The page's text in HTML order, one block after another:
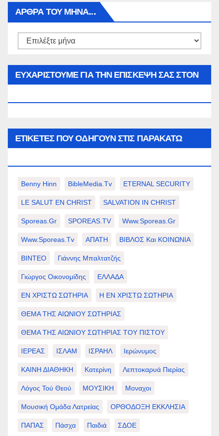
ΑΡΘΡΑ ΤΟΥ ΜΉΝΑ…
Αρθρα
ΕΥΧΑΡΙΣΤΟΥΜΕ ΓΙΑ ΤΗΝ ΕΠΙΣΚΕΨΗ ΣΑΣ ΣΤΟΝ
ΕΤΙΚΈΤΕΣ ΠΟΥ ΟΔΗΓΟΎΝ ΣΤΙΣ ΠΑΡΑΚΆΤΩ
Benny Hinn BibleMedia.tv ETERNAL SECURITY
LE SALUT EN CHRIST SALVATION IN CHRIST
Sporeas.gr SPOREAS.TV Www.sporeas.gr
Www.sporeas.tv ΑΠΑΤΗ ΒΙΒΛΟΣ Και ΚΟΙΝΩΝΙΑ
ΒΙΝΤΕΟ Γιάννης Μπαλτατζής
Γιώργος Οικονομίδης ΕΛΛΑΔΑ
ΕΝ ΧΡΙΣΤΩ ΣΩΤΗΡΙΑ Η ΕΝ ΧΡΙΣΤΩ ΣΩΤΗΡΙΑ
ΘΕΜΑ ΤΗΣ ΑΙΩΝΙΟΥ ΣΩΤΗΡΙΑΣ
ΘΕΜΑ ΤΗΣ ΑΙΩΝΙΟΥ ΣΩΤΗΡΙΑΣ ΤΟΥ ΠΙΣΤΟΥ
ΙΕΡΕΑΣ ΙΣΛΑΜ ΙΣΡΑΗΛ Ιερώνυμος
ΚΑΙΝΗ ΔΙΑΘΗΚΗ Κατερίνη Λεπτοκαρυά Πιερίας
Λόγος Τού Θεού ΜΟΥΣΙΚΗ Μοναχοι
Μουσική Ομάδα Λατρείας ΟΡΘΟΔΟΞΗ ΕΚΚΛΗΣΙΑ
ΠΑΠΑΣ Πάσχα Παιδιά ΣΔΟΕ